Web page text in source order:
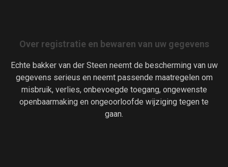
Over registratie en bewaren van uw gegevens
Echte bakker van der Steen neemt de bescherming van uw
gegevens serieus en neemt passende maatregelen om
misbruik, verlies, onbevoegde toegang, ongewenste
openbaarmaking en ongeoorloofde wijziging tegen te
gaan.